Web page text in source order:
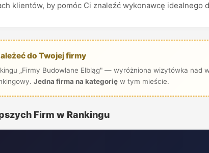
klientów, by pomóc Ci znaleźć wykonawcę idealnego
do Twojej firmy
„Firmy Budowlane Elbląg" — wyróżniona wizytówka nad
Jedna firma na kategorięw tym mieście.
Firm w Rankingu